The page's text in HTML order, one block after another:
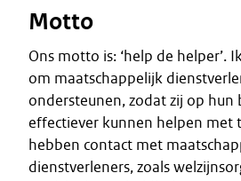
Motto
Ons motto is: ‘help de helper’.
om maatschappelijk
ondersteunen, zodat zij op hun
effectiever kunnen helpen met
hebben contact met
dienstverleners, zoals